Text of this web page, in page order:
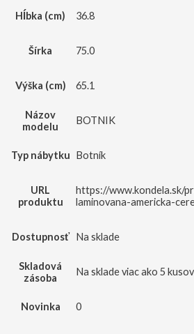
Hĺbka (cm) 36.8
Šírka 75.0
Výška (cm) 65.1
Názov
modelu
BOTNIK
Typ nábytku Botník
URL
produktu
https://www.kondela.sk/
laminovana-americka-
Dostupnosť Na sklade
Skladová
zásoba
Na sklade viac ako 5 kusov
Novinka 0